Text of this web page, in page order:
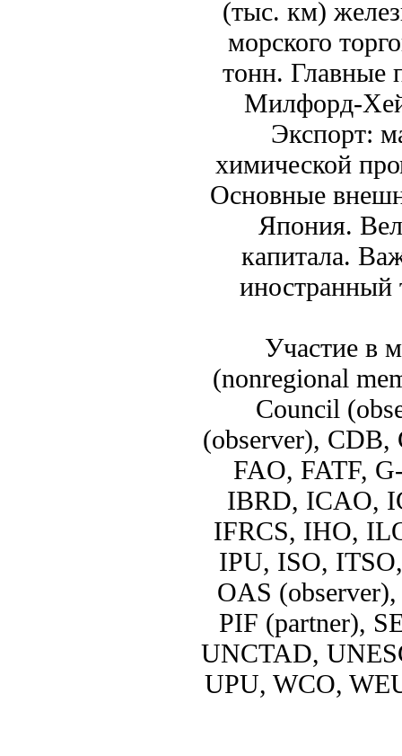
(тыс. км)
морского
тонн. Главные
Милфорд-
Экспорт:
химической
Основные
Япония.
капитала.
иностранный
Участие в
(nonregional
Council
(observer),
FAO, FATF,
IBRD, ICAO,
IFRCS, IHO,
IPU, ISO,
OAS
PIF (partner),
UNCTAD,
UPU, WCO,